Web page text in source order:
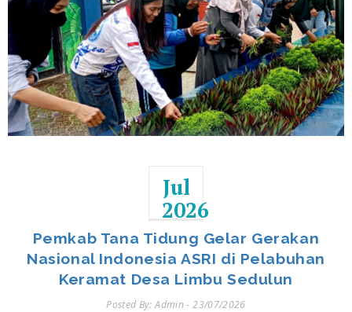
Jul
2026
Pemkab Tana Tidung Gelar Gerakan
Nasional Indonesia ASRI di Pelabuhan
Keramat Desa Limbu Sedulun
Posted By: Admin - 23/07/2026